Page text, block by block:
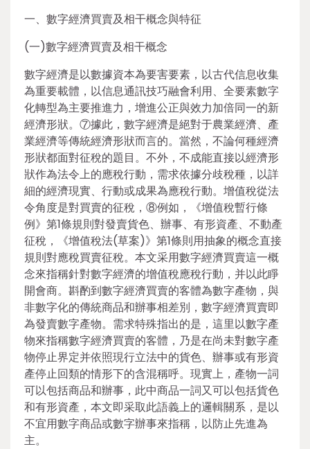
一、數字經濟買賣及相干概念與特征
(一)數字經濟買賣及相干概念
數字經濟是以數據資本為要害要素，以古代信息收集
為重要載體，以信息通訊技巧融會利用、全要素數字
化轉型為主要推進力，增進公正與效力加倍同一的新
經濟形狀。⑦據此，數字經濟是絕對于農業經濟、產
業經濟等傳統經濟形狀而言的。當然，不論何種經濟
形狀都面對征稅的題目。不外，不成能直接以經濟形
狀作為法令上的應稅行動，需求依據分歧稅種，以詳
細的經濟現實、行動或成果為應稅行動。增值稅從法
令角度是對買賣的征稅，⑧例如，《增值稅暫行條
例》第1條規則對發賣貨色、辦事、有形資產、不動產
征稅，《增值稅法(草案)》第1條則用抽象的概念直接
規則對應稅買賣征稅。本文采用數字經濟買賣這一概
念來指稱針對數字經濟的增值稅應稅行動，并以此睜
開會商。斟酌到數字經濟買賣的客體為數字產物，與
非數字化的傳統商品和辦事相差別，數字經濟買賣即
為發賣數字產物。需求特殊指出的是，這里以數字產
物來指稱數字經濟買賣的客體，乃是在尚未對數字產
物停止界定并依照現行立法中的貨色、辦事或有形資
產停止回類的情形下的含混稱呼。現實上，產物一詞
可以包括商品和辦事，此中商品一詞又可以包括貨色
和有形資產，本文即采取此語義上的邏輯關系，是以
不宜用數字商品或數字辦事來指稱，以防止先進為
主。